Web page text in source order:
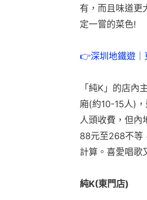
有，而且味道更
定一嘗的菜色!
👉深圳地鐵遊｜
「純K」的店
廂(約10-15人)
人頭收費，但內
88元至268不等
計算。喜愛唱歌
純K(東門店)